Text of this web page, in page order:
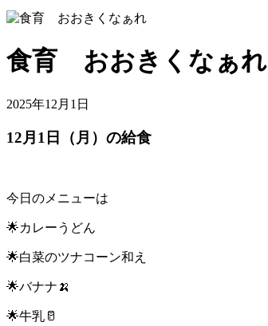
食育 おおきくなぁれ
2025年12月1日
12月1日（月）の給食
今日のメニューは
🌟カレーうどん
🌟白菜のツナコーン和え
🌟バナナ🍌
🌟牛乳🥛